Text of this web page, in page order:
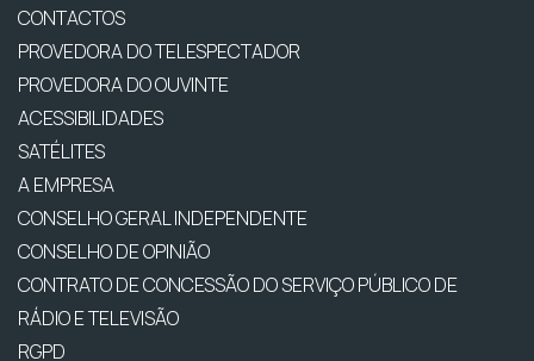
CONTACTOS
PROVEDORA DO TELESPECTADOR
PROVEDORA DO OUVINTE
ACESSIBILIDADES
SATÉLITES
A EMPRESA
CONSELHO GERAL INDEPENDENTE
CONSELHO DE OPINIÃO
CONTRATO DE CONCESSÃO DO SERVIÇO PÚBLICO DE
RÁDIO E TELEVISÃO
RGPD